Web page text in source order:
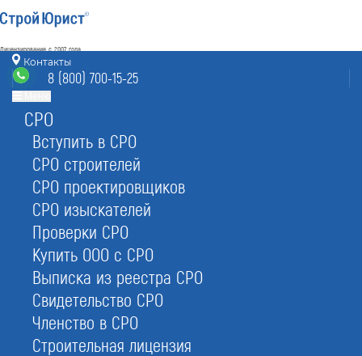
Лицензирование с 2007 года
4.93
Наш рейтинг
80отзывов
режим работы
без выходных 7:00-20:00
8 (800) 700-15-25
Раменское, Северное ш. 4, офис 24
Контакты
8 (800) 700-15-25
СРО
Вступить в СРО
СРО строителей
СРО проектировщиков
СРО изыскателей
Проверки СРО
Купить ООО с СРО
Выписка из реестра СРО
Свидетельство СРО
Членство в СРО
Строительная лицензия
Срок лицензий - бессрочный